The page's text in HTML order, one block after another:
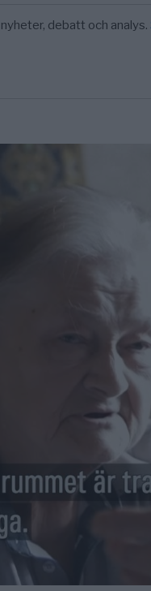
debatt och analys.